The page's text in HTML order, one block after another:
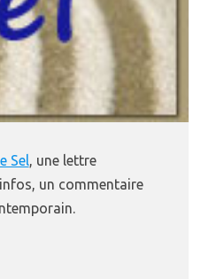
Sel, une lettre
un commentaire